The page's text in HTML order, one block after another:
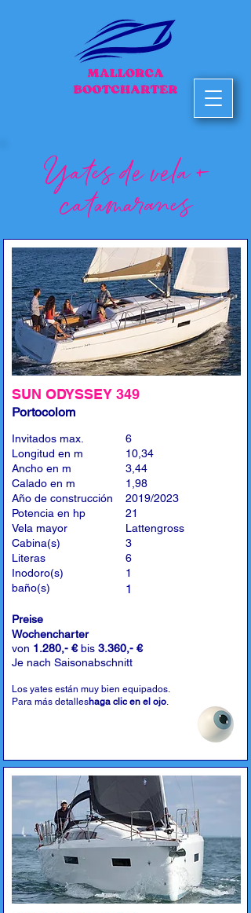
Yates de vela +
catamaranes
SUN ODYSSEY 349
Portocolom
Invitados max.
Longitud en m
Ancho en m
Calado en m
Año de construcción
Potencia en hp
Vela mayor
Cabina(s)
Literas
Inodoro(s)
baño(s)
6
10,34
3,44
1,98
2019/2023
21
Lattengross
3
6
1
1
Preise
Wochencharter
von 1.280,- €bis 3.360,- €
Je nach Saisonabschnitt
Los yates están muy bien equipados.
Para más detalleshaga clic en el ojo.